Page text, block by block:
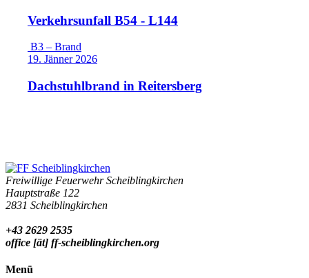
Verkehrsunfall B54 - L144
B3 – Brand
19. Jänner 2026
Dachstuhlbrand in Reitersberg
Freiwillige Feuerwehr Scheiblingkirchen
Hauptstraße 122
2831 Scheiblingkirchen
+43 2629 2535
office [ät] ff-scheiblingkirchen.org
Menü